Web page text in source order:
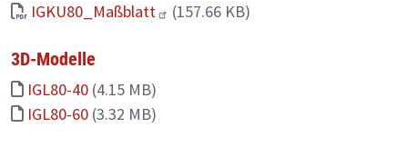
IGKU80_Maßblatt (157.66 KB)
3D-Modelle
IGL80-40 (4.15 MB)
IGL80-60 (3.32 MB)